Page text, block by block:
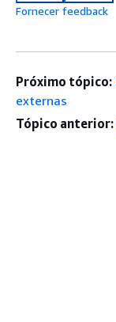
Fornecer feedback
Próximo tópico:
externas
Tópico anterior: